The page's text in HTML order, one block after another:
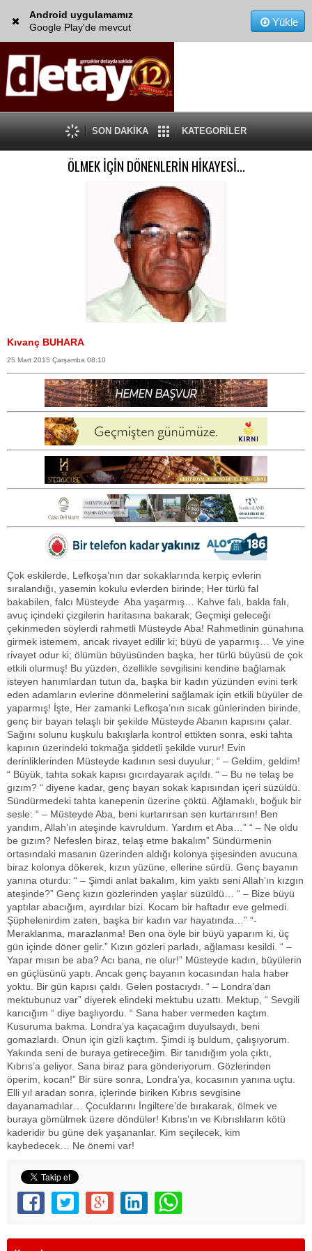
Android uygulamamız
Google Play'de mevcut
Yükle
SON DAKİKA KATEGORİLER
ÖLMEK İÇİN DÖNENLERİN HİKAYESİ…
Kıvanç BUHARA
25 Mart 2015 Çarşamba 08:10
Çok eskilerde, Lefkoşa’nın dar sokaklarında kerpiç evlerin
sıralandığı, yasemin kokulu evlerden birinde; Her türlü fal
bakabilen, falcı Müsteyde Aba yaşarmış… Kahve falı, bakla falı,
avuç içindeki çizgilerin haritasına bakarak; Geçmişi geleceği
çekinmeden söylerdi rahmetli Müsteyde Aba! Rahmetlinin günahına
girmek istemem, ancak rivayet edilir ki; büyü de yaparmış… Ve yine
rivayet odur ki; ölümün büyüsünden başka, her türlü büyüsü de çok
etkili olurmuş! Bu yüzden, özellikle sevgilisini kendine bağlamak
isteyen hanımlardan tutun da, başka bir kadın yüzünden evini terk
eden adamların evlerine dönmelerini sağlamak için etkili büyüler de
yaparmış! İşte, Her zamanki Lefkoşa’nın sıcak günlerinden birinde,
genç bir bayan telaşlı bir şekilde Müsteyde Abanın kapısını çalar.
Sağını solunu kuşkulu bakışlarla kontrol ettikten sonra, eski tahta
kapının üzerindeki tokmağa şiddetli şekilde vurur! Evin
derinliklerinden Müsteyde kadının sesi duyulur; “ – Geldim, geldim!
“ Büyük, tahta sokak kapısı gıcırdayarak açıldı. “ – Bu ne telaş be
gızım? “ diyene kadar, genç bayan sokak kapısından içeri süzüldü.
Sündürmedeki tahta kanepenin üzerine çöktü. Ağlamaklı, boğuk bir
sesle: “ – Müsteyde Aba, beni kurtarırsan sen kurtarırsın! Ben
yandım, Allah’ın ateşinde kavruldum. Yardım et Aba…” “ – Ne oldu
be gızım? Nefeslen biraz, telaş etme bakalım” Sündürmenin
ortasındaki masanın üzerinden aldığı kolonya şişesinden avucuna
biraz kolonya dökerek, kızın yüzüne, ellerine sürdü. Genç bayanın
yanına oturdu: “ – Şimdi anlat bakalım, kim yaktı seni Allah’ın kızgın
ateşinde?” Genç kızın gözlerinden yaşlar süzüldü… “ – Bize büyü
yaptılar abacığım, ayırdılar bizi. Kocam bir haftadır eve gelmedi.
Şüphelenirdim zaten, başka bir kadın var hayatında…” “-
Meraklanma, marazlanma! Ben ona öyle bir büyü yaparım ki, üç
gün içinde döner gelir.” Kızın gözleri parladı, ağlaması kesildi. “ –
Yapar mısın be aba? Acı bana, ne olur!” Müsteyde kadın, büyülerin
en güçlüsünü yaptı. Ancak genç bayanın kocasından hala haber
yoktu. Bir gün kapısı çaldı. Gelen postacıydı. “ – Londra’dan
mektubunuz var” diyerek elindeki mektubu uzattı. Mektup, “ Sevgili
karıcığım “ diye başlıyordu. “ Sana haber vermeden kaçtım.
Kusuruma bakma. Londra’ya kaçacağım duyulsaydı, beni
gomazlardı. Onun için gizli kaçtım. Şimdi iş buldum, çalışıyorum.
Yakında seni de buraya getireceğim. Bir tanıdığım yola çıktı,
Kıbrıs’a geliyor. Sana biraz para gönderiyorum. Gözlerinden
öperim, kocan!” Bir süre sonra, Londra’ya, kocasının yanına uçtu.
Elli yıl aradan sonra, içlerinde biriken Kıbrıs sevgisine
dayanamadılar… Çocuklarını İngiltere’de bırakarak, ölmek ve
buraya gömülmek üzere döndüler! Kıbrıs’ın ve Kıbrıslıların kötü
kaderidir bu güne dek yaşananlar. Kim seçilecek, kim
kaybedecek… Ne önemi var!